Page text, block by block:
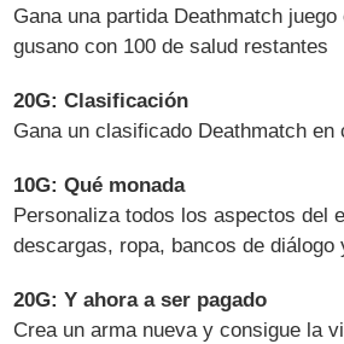
Gana una partida Deathmatch
gusano con 100 de salud restantes
20G: Clasificación
Gana un clasificado Deathmatch en
10G: Qué monada
Personaliza todos los aspectos del
descargas, ropa, bancos de diálogo
20G: Y ahora a ser pagado
Crea un arma nueva y consigue la